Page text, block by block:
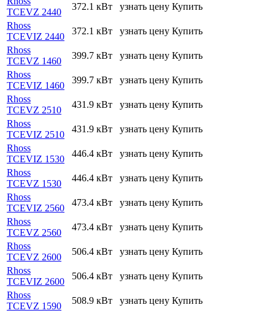
TCEVZ 2440
372.1 кВт узнать цену Купить
Rhoss
TCEVIZ 2440
372.1 кВт узнать цену Купить
Rhoss
TCEVZ 1460
399.7 кВт узнать цену Купить
Rhoss
TCEVIZ 1460
399.7 кВт узнать цену Купить
Rhoss
TCEVZ 2510
431.9 кВт узнать цену Купить
Rhoss
TCEVIZ 2510
431.9 кВт узнать цену Купить
Rhoss
TCEVIZ 1530
446.4 кВт узнать цену Купить
Rhoss
TCEVZ 1530
446.4 кВт узнать цену Купить
Rhoss
TCEVIZ 2560
473.4 кВт узнать цену Купить
Rhoss
TCEVZ 2560
473.4 кВт узнать цену Купить
Rhoss
TCEVZ 2600
506.4 кВт узнать цену Купить
Rhoss
TCEVIZ 2600
506.4 кВт узнать цену Купить
Rhoss
TCEVZ 1590
508.9 кВт узнать цену Купить